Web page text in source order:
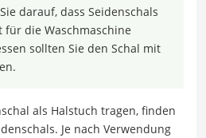
darauf, dass Seidenschals
die Waschmaschine
sollten Sie den Schal mit
als Halstuch tragen, finden
Je nach Verwendung